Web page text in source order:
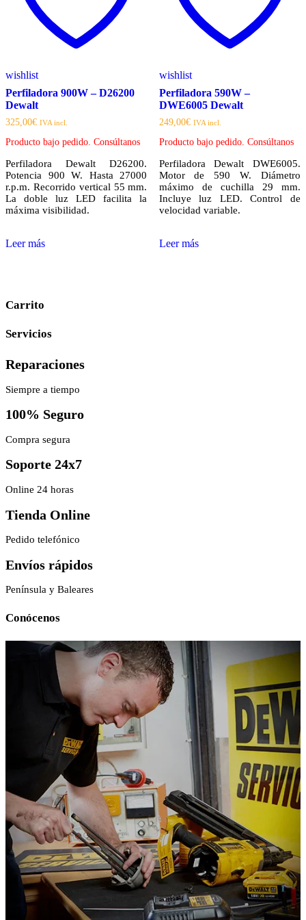
wishlist
Perfiladora 900W – D26200
Dewalt
325,00€ IVA incl.
Producto bajo pedido. Consúltanos
Perfiladora Dewalt D26200.
Potencia 900 W. Hasta 27000
r.p.m. Recorrido vertical 55 mm.
La doble luz LED facilita la
máxima visibilidad.
Leer más
wishlist
Perfiladora 590W –
DWE6005 Dewalt
249,00€ IVA incl.
Producto bajo pedido. Consúltanos
Perfiladora Dewalt DWE6005.
Motor de 590 W. Diámetro
máximo de cuchilla 29 mm.
Incluye luz LED. Control de
velocidad variable.
Leer más
Carrito
Servicios
Reparaciones
Siempre a tiempo
100% Seguro
Compra segura
Soporte 24x7
Online 24 horas
Tienda Online
Pedido telefónico
Envíos rápidos
Península y Baleares
Conócenos